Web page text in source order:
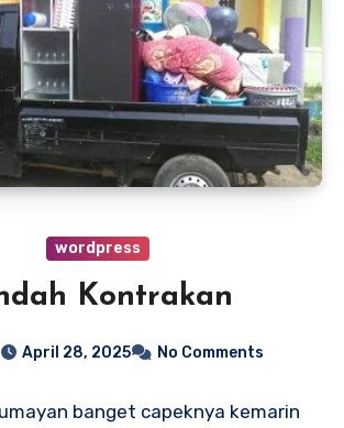
wordpress
Kontrakan
April 28, 2025 No Comments
banget capeknya kemarin